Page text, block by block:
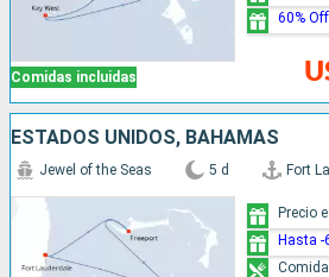
Comidas incluidas
60%
ESTADOS UNIDOS, BAHAMAS
Jewel of the Seas 5 d Fort
Precio
Hasta -